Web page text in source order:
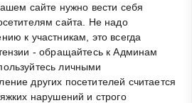
сайте нужно вести себя
сайта. Не надо
к участникам, это всегда
- обращайтесь к Админам
личными
других посетителей считается
нарушений и строго